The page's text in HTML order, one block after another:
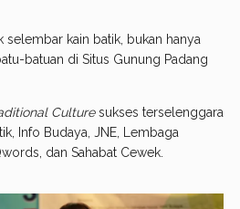
kain batik, bukan hanya
batuan di Situs Gunung Padang
Culturesukses terselenggara
Info Budaya, JNE, Lembaga
dan Sahabat Cewek.